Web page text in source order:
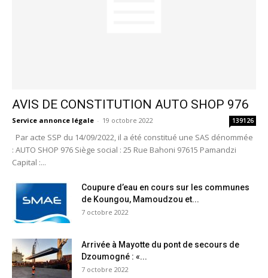
AVIS DE CONSTITUTION AUTO SHOP 976
Service annonce légale - 19 octobre 2022 139126
Par acte SSP du 14/09/2022, il a été constitué une SAS dénommée
: AUTO SHOP 976 Siège social : 25 Rue Bahoni 97615 Pamandzi
Capital :...
Coupure d’eau en cours sur les communes
de Koungou, Mamoudzou et...
7 octobre 2022
Arrivée à Mayotte du pont de secours de
Dzoumogné : «...
7 octobre 2022